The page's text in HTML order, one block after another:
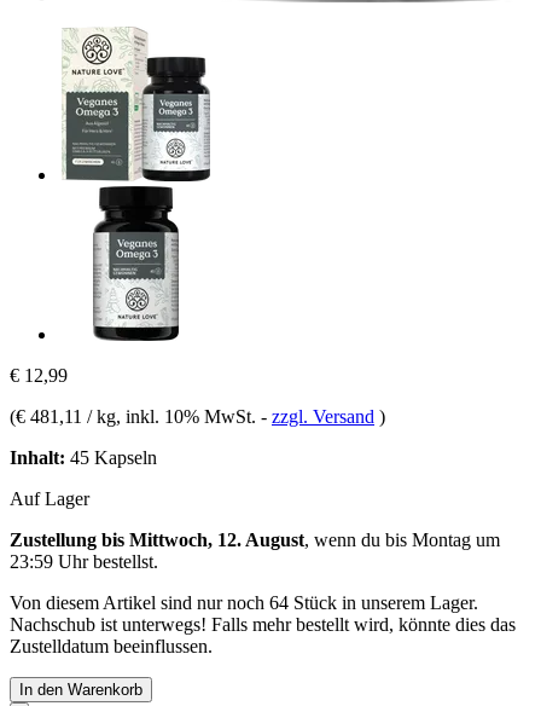
€ 12,99
(€ 481,11 / kg, inkl. 10% MwSt. - zzgl. Versand )
Inhalt: 45 Kapseln
Auf Lager
Zustellung bis Mittwoch, 12. August, wenn du bis Montag um
23:59 Uhrbestellst.
Von diesem Artikel sind nur noch 64 Stück in unserem Lager.
Nachschub ist unterwegs! Falls mehr bestellt wird, könnte dies das
Zustelldatum beeinflussen.
In den Warenkorb